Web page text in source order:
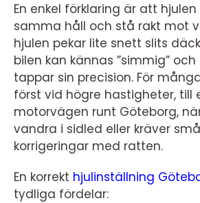
En enkel förklaring är att
samma håll och stå rakt mot
hjulen pekar lite snett slits
bilen kan kännas ”simmig”
tappar sin precision. För
först vid högre hastigheter, till
motorvägen runt Göteborg,
vandra i sidled eller kräver
korrigeringar med ratten.
En korrekt hjulinställning
tydliga fördelar: